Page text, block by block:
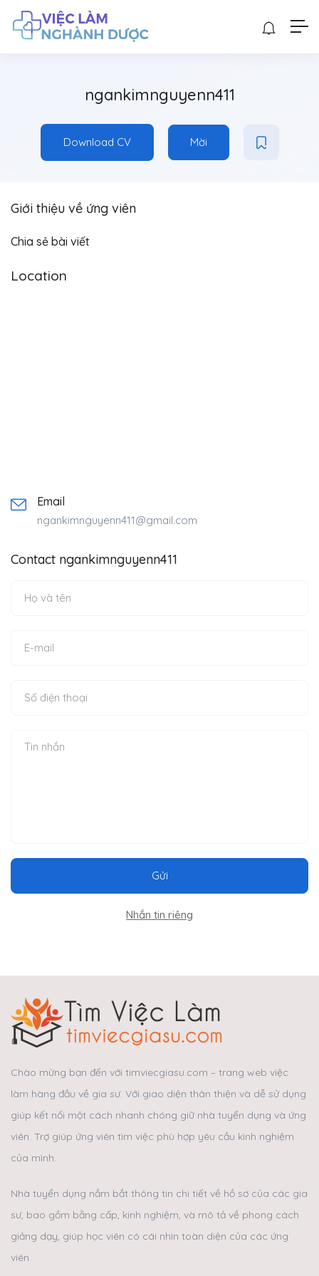
ngankimnguyenn411
Download CV Mời
Giới thiệu về ứng viên
Chia sẻ bài viết
Location
Email
ngankimnguyenn411@gmail.com
Contact ngankimnguyenn411
Gửi
Nhắn tin riêng
Chào mừng bạn đến với timviecgiasu.com – trang web việc
làm hàng đầu về gia sư. Với giao diện thân thiện và dễ sử dụng
giúp kết nối một cách nhanh chóng giữ nhà tuyển dụng và ứng
viên. Trợ giúp ứng viên tìm việc phù hợp yêu cầu kình nghiệm
của mình.
Nhà tuyển dụng nắm bắt thông tin chi tiết về hồ sơ của các gia
sư, bao gồm bằng cấp, kinh nghiệm, và mô tả về phong cách
giảng dạy, giúp học viên có cái nhìn toàn diện của các ứng
viên.